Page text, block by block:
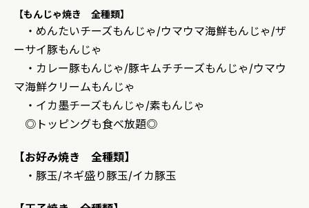
【もんじゃ焼き 全種類】
・めんたいチーズもんじゃ/ウマウマ海鮮もんじゃ/ザ
ーサイ豚もんじゃ
・カレー豚もんじゃ/豚キムチチーズもんじゃ/ウマウ
マ海鮮クリームもんじゃ
・イカ墨チーズもんじゃ/素もんじゃ
◎トッピングも食べ放題◎
【お好み焼き 全種類】
・豚玉/ネギ盛り豚玉/イカ豚玉